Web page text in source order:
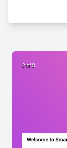
2 of 8